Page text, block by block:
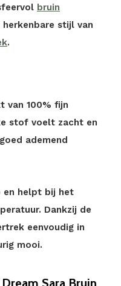
bruin
stijl van
.
van 100% fijn
stof voelt zacht en
ademend
en helpt bij het
Dankzij de
eenvoudig in
mooi.
Sara Bruin